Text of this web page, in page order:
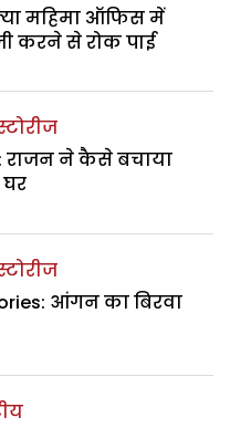
महिमा ऑफिस में
करने से रोक पाई
राजन ने कैसे बचाया
आंगन का बिरवा